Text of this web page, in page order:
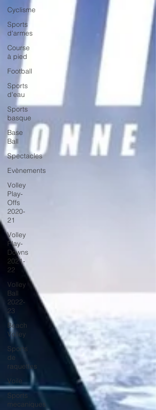
Cyclisme
Sports
d'armes
Course
à pied
Football
Sports
d'eau
Sports
basque
Base
Ball
Spectacles
Evènements
Volley
Play-
Offs
2020-
21
Volley
Play-
Downs
2021-
22
Volley
Ball
2022-
23
Beach
Volley
Sports
de
raquettes
Voile
Sports
mecaniques